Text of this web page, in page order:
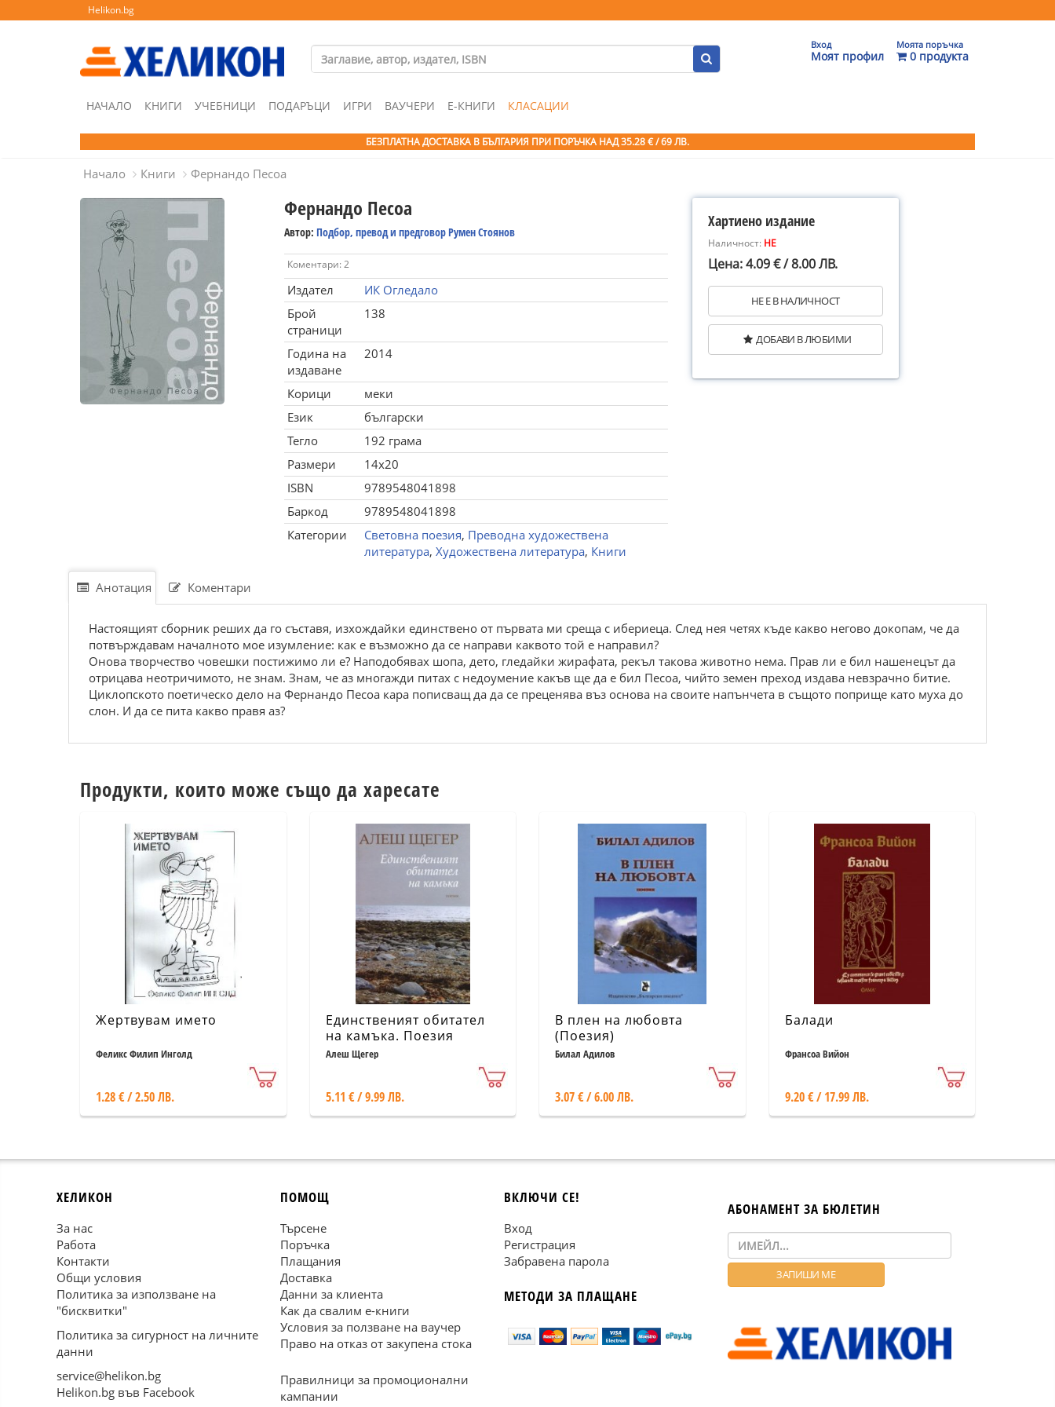
Helikon.bg
Вход
Моят профил
Моята поръчка
0 продукта
НАЧАЛО КНИГИ УЧЕБНИЦИ ПОДАРЪЦИ ИГРИ ВАУЧЕРИ Е-КНИГИ КЛАСАЦИИ
БЕЗПЛАТНА ДОСТАВКА В БЪЛГАРИЯ ПРИ ПОРЪЧКА НАД 35.28 € / 69 ЛВ.
Начало Книги Фернандо Песоа
Фернандо Песоа
Автор: Подбор, превод и предговор Румен Стоянов
Коментари: 2
Издател
ИК Огледало
Брой
страници
138
Година на
издаване
2014
Корици
меки
Език
български
Тегло
192 грама
Размери
14x20
ISBN
9789548041898
Баркод
9789548041898
Категории
Световна поезия, Преводна художествена
литература, Художествена литература, Книги
Хартиено издание
Наличност: НЕ
Цена: 4.09 € / 8.00 ЛВ.
НЕ Е В НАЛИЧНОСТ
ДОБАВИ В ЛЮБИМИ
Анотация Коментари
Настоящият сборник реших да го съставя, изхождайки единствено от първата ми среща с ибериеца. След нея четях къде какво негово докопам, че да
потвърждавам началното мое изумление: как е възможно да се направи каквото той е направил?
Онова творчество човешки постижимо ли е? Наподобявах шопа, дето, гледайки жирафата, рекъл такова животно нема. Прав ли е бил нашенецът да
отрицава неотричимото, не знам. Знам, че аз многажди питах с недоумение какъв ще да е бил Песоа, чийто земен преход издава невзрачно битие.
Циклопското поетическо дело на Фернандо Песоа кара пописващ да да се преценява въз основа на своите напънчета в същото поприще като муха до
слон. И да се пита какво правя аз?
Продукти, които може също да харесате
Жертвувам името
Феликс Филип Инголд
1.28 € / 2.50 ЛВ.
Единственият обитател
на камъка. Поезия
Алеш Щегер
5.11 € / 9.99 ЛВ.
В плен на любовта
(Поезия)
Билал Адилов
3.07 € / 6.00 ЛВ.
Балади
Франсоа Вийон
9.20 € / 17.99 ЛВ.
ХЕЛИКОН
За нас
Работа
Контакти
Общи условия
Политика за използване на
"бисквитки"
Политика за сигурност на личните
данни
service@helikon.bg
Helikon.bg във Facebook
ПОМОЩ
Търсене
Поръчка
Плащания
Доставка
Данни за клиента
Как да свалим е-книги
Условия за ползване на ваучер
Право на отказ от закупена стока
Правилници за промоционални
кампании
ВКЛЮЧИ СЕ!
Вход
Регистрация
Забравена парола
МЕТОДИ ЗА ПЛАЩАНЕ
АБОНАМЕНТ ЗА БЮЛЕТИН